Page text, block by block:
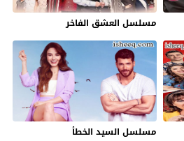
مسلسل العشق الفاخر
مسلسل السيد الخطأ